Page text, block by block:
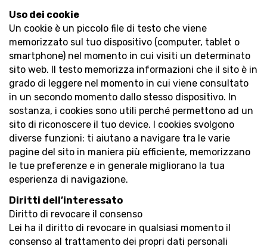
Uso dei cookie
Un cookie è un piccolo file di testo che viene
memorizzato sul tuo dispositivo (computer, tablet o
smartphone) nel momento in cui visiti un determinato
sito web. Il testo memorizza informazioni che il sito è in
grado di leggere nel momento in cui viene consultato
in un secondo momento dallo stesso dispositivo. In
sostanza, i cookies sono utili perché permettono ad un
sito di riconoscere il tuo device. I cookies svolgono
diverse funzioni: ti aiutano a navigare tra le varie
pagine del sito in maniera più efficiente, memorizzano
le tue preferenze e in generale migliorano la tua
esperienza di navigazione.
Diritti dell’interessato
Diritto di revocare il consenso
Lei ha il diritto di revocare in qualsiasi momento il
consenso al trattamento dei propri dati personali